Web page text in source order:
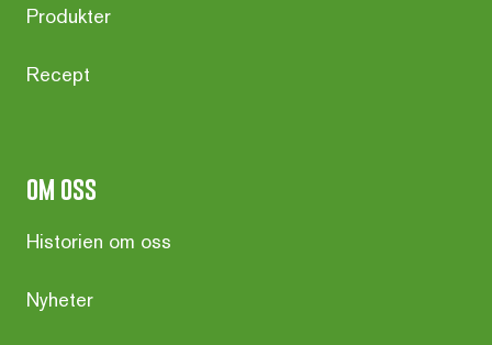
Produkter
Recept
om oss
Historien om oss
Nyheter